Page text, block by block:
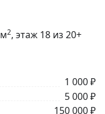
м2, этаж 18 из 20+
1 000 ₽
5 000 ₽
150 000 ₽